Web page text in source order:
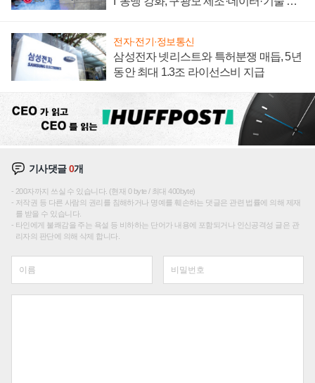
전자·전기·정보통신
삼성전자 넷리스트와 특허분쟁 매듭, 5년
동안 최대 1.3조 라이선스비 지급
기사댓글0개
200자까지 쓰실 수 있습니다. (현재 0 byte / 최대 400byte)
저작권 등 다른 사람의 권리를 침해하거나 명예를 훼손하는 댓글은 관련 법률에 의해 제재
를 받을 수 있습니다.
타인에게 불쾌감을 주는 욕설 등 비하하는 단어가 내용에 포함되거나 인신공격성 글은 관
리자의 판단에 의해 삭제 합니다.